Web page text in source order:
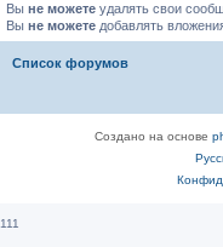
Вы не можете удалять свои
Вы не можете добавлять
Список форумов
Создано на основе
111